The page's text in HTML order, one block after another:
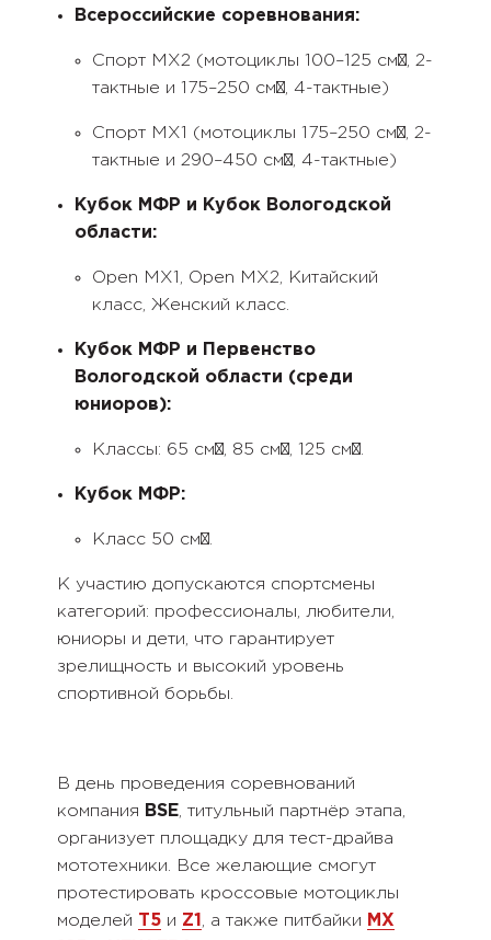
Всероссийские соревнования:
Спорт МХ2 (мотоциклы 100–125 см³, 2-
тактные и 175–250 см³, 4-тактные)
Спорт МХ1 (мотоциклы 175–250 см³, 2-
тактные и 290–450 см³, 4-тактные)
Кубок МФР и Кубок Вологодской
области:
Open MX1, Open MX2, Китайский
класс, Женский класс.
Кубок МФР и Первенство
Вологодской области (среди
юниоров):
Классы: 65 см³, 85 см³, 125 см³.
Кубок МФР:
Класс 50 см³.
К участию допускаются спортсмены
категорий: профессионалы, любители,
юниоры и дети, что гарантирует
зрелищность и высокий уровень
спортивной борьбы.
В день проведения соревнований
компания BSE, титульный партнёр этапа,
организует площадку для тест-драйва
мототехники. Все желающие смогут
протестировать кроссовые мотоциклы
моделей T5 и Z1 , а также питбайки MX